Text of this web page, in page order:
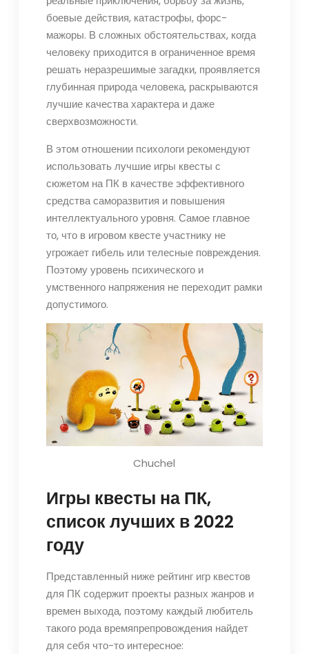
боевые действия, катастрофы, форс-
мажоры. В сложных обстоятельствах, когда
человеку приходится в ограниченное время
решать неразрешимые загадки, проявляется
глубинная природа человека, раскрываются
лучшие качества характера и даже
сверхвозможности.
В этом отношении психологи рекомендуют
использовать лучшие игры квесты с
сюжетом на ПК в качестве эффективного
средства саморазвития и повышения
интеллектуального уровня. Самое главное
то, что в игровом квесте участнику не
угрожает гибель или телесные повреждения.
Поэтому уровень психического и
умственного напряжения не переходит рамки
допустимого.
Chuchel
Игры квесты на ПК,
список лучших в 2022
году
Представленный ниже рейтинг игр квестов
для ПК содержит проекты разных жанров и
времен выхода, поэтому каждый любитель
такого рода времяпрепровождения найдет
для себя что-то интересное: